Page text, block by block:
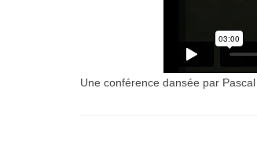
Une conférence dansée par